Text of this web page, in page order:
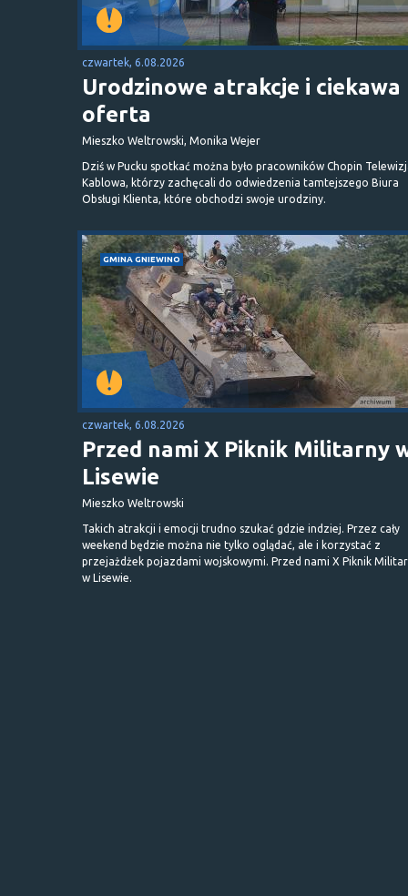
czwartek, 6.08.2026
Urodzinowe atrakcje i ciekawa
oferta
Mieszko Weltrowski, Monika Wejer
Dziś w Pucku spotkać można było pracowników Chopin
Kablowa, którzy zachęcali do odwiedzenia tamtejszego Biura
Obsługi Klienta, które obchodzi swoje urodziny.
GMINA GNIEWINO
czwartek, 6.08.2026
Przed nami X Piknik Militarny
Lisewie
Mieszko Weltrowski
Takich atrakcji i emocji trudno szukać gdzie indziej. Przez cały
weekend będzie można nie tylko oglądać, ale i korzystać z
przejażdżek pojazdami wojskowymi. Przed nami X Piknik
w Lisewie.